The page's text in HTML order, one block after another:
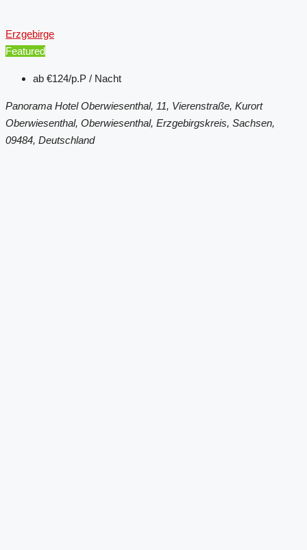
Erzgebirge
Featured
ab €124/p.P / Nacht
Panorama Hotel Oberwiesenthal, 11, Vierenstraße, Kurort
Oberwiesenthal, Oberwiesenthal, Erzgebirgskreis, Sachsen,
09484, Deutschland